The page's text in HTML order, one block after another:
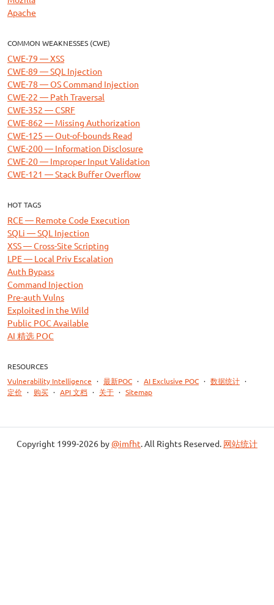
Apache
COMMON WEAKNESSES (CWE)
CWE-79 — XSS
CWE-89 — SQL Injection
CWE-78 — OS Command Injection
CWE-22 — Path Traversal
CWE-352 — CSRF
CWE-862 — Missing Authorization
CWE-125 — Out-of-bounds Read
CWE-200 — Information Disclosure
CWE-20 — Improper Input Validation
CWE-121 — Stack Buffer Overflow
HOT TAGS
RCE — Remote Code Execution
SQLi — SQL Injection
XSS — Cross-Site Scripting
LPE — Local Priv Escalation
Auth Bypass
Command Injection
Pre-auth Vulns
Exploited in the Wild
Public POC Available
AI 精选 POC
RESOURCES
Vulnerability Intelligence · 最新POC · AI Exclusive POC · 数据统计 ·
定价 · 购买 · API 文档 · 关于 · Sitemap
Copyright 1999-2026 by @imfht. All Rights Reserved. 网站统计